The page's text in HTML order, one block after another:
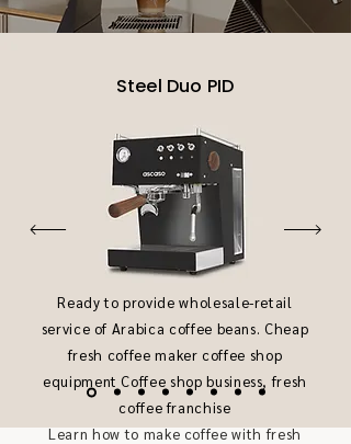
Steel Duo PID
Ready to provide wholesale-retail
service of Arabica coffee beans. Cheap
fresh coffee maker coffee shop
equipment Coffee shop business, fresh
coffee franchise
Learn how to make coffee with fresh